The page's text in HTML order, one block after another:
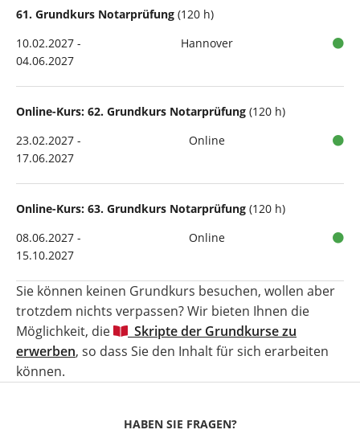
61. Grundkurs Notarprüfung (120 h)
10.02.2027 -
04.06.2027
Hannover
Online-Kurs: 62. Grundkurs Notarprüfung (120 h)
23.02.2027 -
17.06.2027
Online
Online-Kurs: 63. Grundkurs Notarprüfung (120 h)
08.06.2027 -
15.10.2027
Online
Sie können keinen Grundkurs besuchen, wollen aber
trotzdem nichts verpassen? Wir bieten Ihnen die
Möglichkeit, die
Skripte der Grundkurse zu
erwerben, so dass Sie den Inhalt für sich erarbeiten
können.
HABEN SIE FRAGEN?